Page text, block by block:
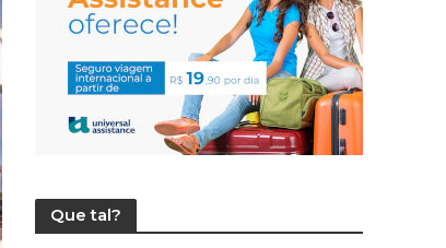
Que tal?